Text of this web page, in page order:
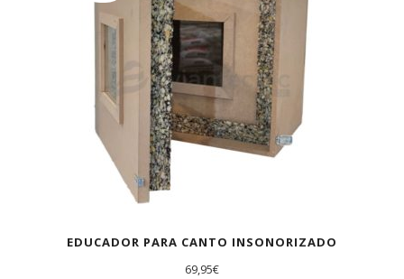
EDUCADOR PARA CANTO INSONORIZADO
69,95€